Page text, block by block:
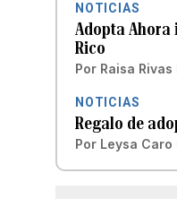
NOTICIAS
Adopta Ahora
Rico
Por Raisa Rivas
NOTICIAS
Regalo de
Por Leysa Caro